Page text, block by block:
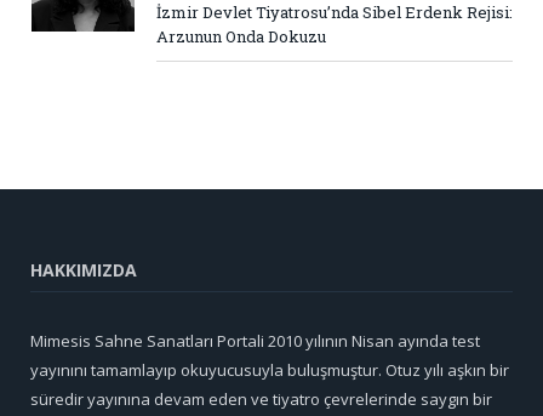
İzmir Devlet Tiyatrosu’nda Sibel Erdenk Rejisi:
Arzunun Onda Dokuzu
HAKKIMIZDA
Mimesis Sahne Sanatları Portali 2010 yılının Nisan ayında test
yayınını tamamlayıp okuyucusuyla buluşmuştur. Otuz yılı aşkın bir
süredir yayınına devam eden ve tiyatro çevrelerinde saygın bir